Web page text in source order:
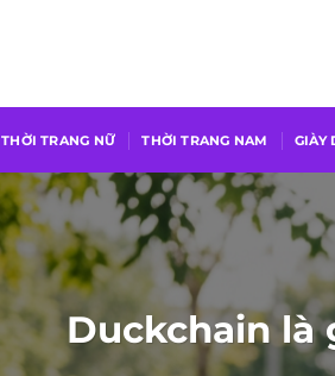
THỜI TRANG NỮ THỜI TRANG NAM GIÀY
Duckchain là